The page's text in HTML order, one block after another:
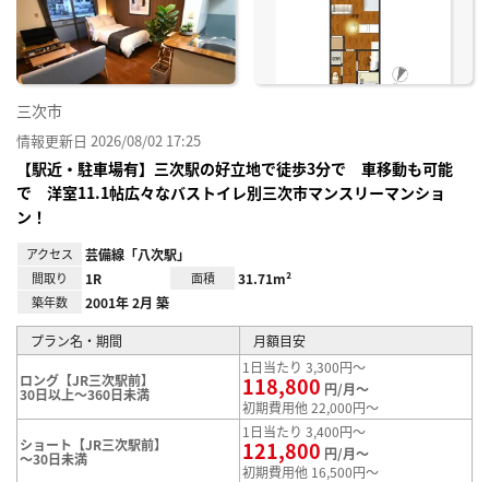
三次市
情報更新日 2026/08/02 17:25
【駅近・駐車場有】三次駅の好立地で徒歩3分で 車移動も可能
で 洋室11.1帖広々なバストイレ別三次市マンスリーマンショ
ン！
アクセス 芸備線「八次駅」
間取り 1R 面積 31.71m²
築年数 2001年 2月 築
プラン名・期間 月額目安
ロング【JR三次駅前】
30日以上～360日未満
1日当たり 3,300円～
118,800 円/月～
初期費用他 22,000円～
ショート【JR三次駅前】
～30日未満
1日当たり 3,400円～
121,800 円/月～
初期費用他 16,500円～